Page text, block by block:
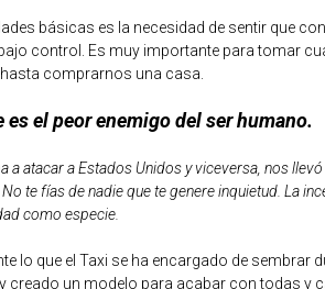
básicas es la necesidad de sentir que
control. Es muy importante para tomar
comprarnos una casa.
el peor enemigo del ser humano.
a atacar a Estados Unidos y viceversa, nos
te fías de nadie que te genere inquietud. La
como especie.
lo que el Taxi se ha encargado de sembrar
creado un modelo para acabar con todas y